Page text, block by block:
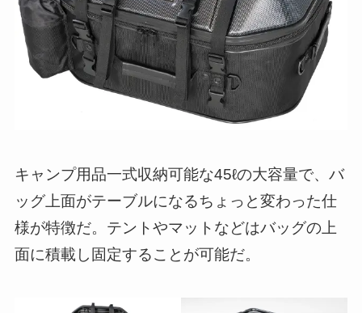
キャンプ用品一式収納可能な45ℓの大容量で、バ
ッグ上面がテーブルになるちょっと変わった仕
様が特徴だ。テントやマットなどはバッグの上
面に積載し固定することが可能だ。